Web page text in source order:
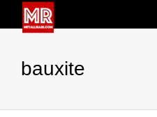
bauxite